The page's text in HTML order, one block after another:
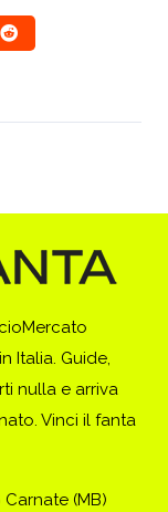
Italia. Guide,
nulla e arriva
Vinci il fanta
(MB)